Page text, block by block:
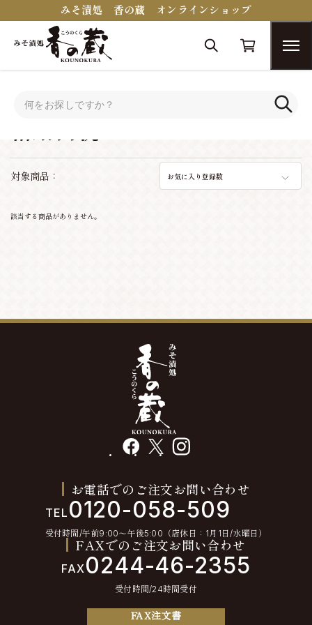
みそ漬処 香の蔵 オンラインショップ
対象商品： お気に入り登録数
該当する商品がありません。
facebook instagram
お電話でのご注文お問い合わせ
TEL 0120-058-509
受付時間/午前9:00〜午後5:00（店休日：1月1日/水曜日）
FAXでのご注文お問い合わせ
FAX0244-46-2355
受付時間/24時間受付
FAX注文書